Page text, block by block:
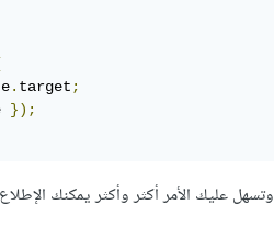
e. target ;
});
عليك الأمر أكثر وأكثر يمكنك